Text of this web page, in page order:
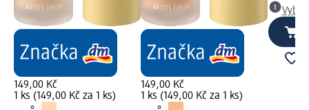
149,00 Kč
1 ks (149,00 Kč za 1 ks)
149,00 Kč
1 ks (149,00 Kč za 1 ks)